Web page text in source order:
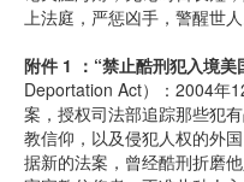
上法庭，严惩凶手，警醒世人
附件 1 ：“禁止酷刑犯入境美
Deportation Act）：2004年
案，授权司法部追踪那些犯
教信仰，以及侵犯人权的外
据新的法案，曾经酷刑折磨